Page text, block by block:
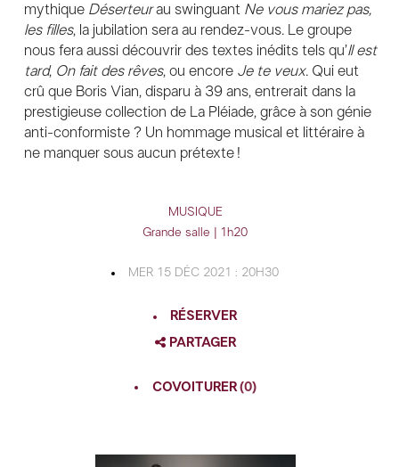
mythique Déserteurau swinguant Ne vous mariez pas,
les filles, la jubilation sera au rendez-vous. Le groupe
nous fera aussi découvrir des textes inédits tels qu’Il est
tard, On fait des rêves, ou encore Je te veux. Qui eut
crû que Boris Vian, disparu à 39 ans, entrerait dans la
prestigieuse collection de La Pléiade, grâce à son génie
anti-conformiste ? Un hommage musical et littéraire à
ne manquer sous aucun prétexte !
MUSIQUE
Grande salle | 1h20
MER 15 DÉC 2021 : 20H30
RÉSERVER
PARTAGER
COVOITURER(0)